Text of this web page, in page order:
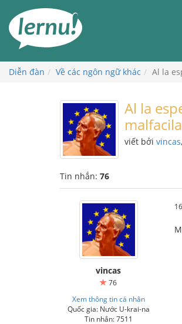
đến
phần
dung
Diễn đàn Về các ngôn ngữ khác Al la
Al la
viết bởi vincas
Tin nhắn: 76
vincas
76
Xem thông tin cá nhân
Quốc gia: Nước U-krai-na
Tin nhắn: 7511